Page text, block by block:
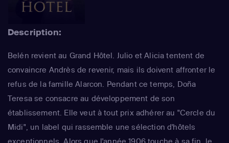
Description:
Belén revient au Grand Hôtel. Julio et Alicia tentent de
convaincre Andrès de revenir, mais ils doivent affronter le
refus de la famille Alarcon. Pendant ce temps, Doña
Teresa se consacre au développement de son
établissement. Elle veut à tout prix adhérer au "Cercle du
Midi", un label qui rassemble une sélection d'hôtels